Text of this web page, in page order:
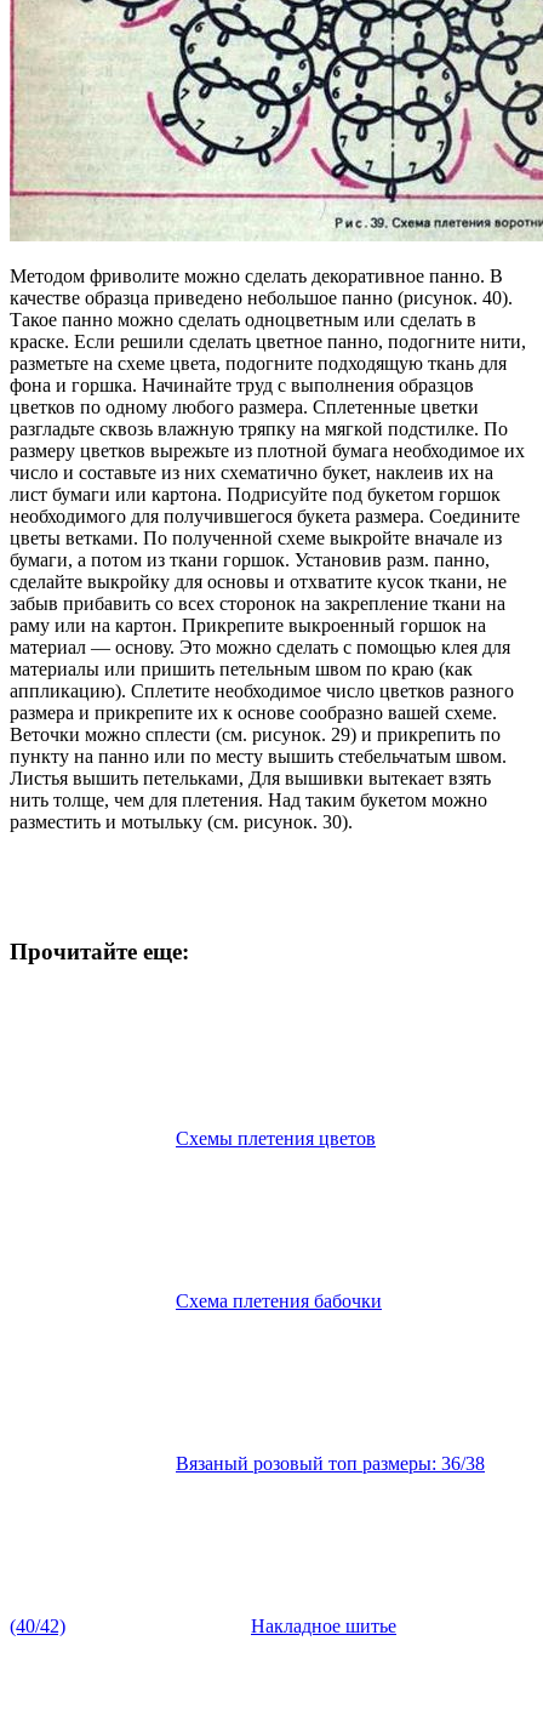
Методом фриволите можно сделать декоративное панно. В
качестве образца приведено небольшое панно (рисунок. 40).
Такое панно можно сделать одноцветным или сделать в
краске. Если решили сделать цветное панно, подогните нити,
разметьте на схеме цвета, подогните подходящую ткань для
фона и горшка. Начинайте труд с выполнения образцов
цветков по одному любого размера. Сплетенные цветки
разгладьте сквозь влажную тряпку на мягкой подстилке. По
размеру цветков вырежьте из плотной бумага необходимое их
число и составьте из них схематично букет, наклеив их на
лист бумаги или картона. Подрисуйте под букетом горшок
необходимого для получившегося букета размера. Соедините
цветы ветками. По полученной схеме выкройте вначале из
бумаги, а потом из ткани горшок. Установив разм. панно,
сделайте выкройку для основы и отхватите кусок ткани, не
забыв прибавить со всех сторонок на закрепление ткани на
раму или на картон. Прикрепите выкроенный горшок на
материал — основу. Это можно сделать с помощью клея для
материалы или пришить петельным швом по краю (как
аппликацию). Сплетите необходимое число цветков разного
размера и прикрепите их к основе сообразно вашей схеме.
Веточки можно сплести (см. рисунок. 29) и прикрепить по
пункту на панно или по месту вышить стебельчатым швом.
Листья вышить петельками, Для вышивки вытекает взять
нить толще, чем для плетения. Над таким букетом можно
разместить и мотыльку (см. рисунок. 30).
Прочитайте еще:
Схемы плетения цветов
Схема плетения бабочки
Вязаный розовый топ размеры: 36/38
(40/42) Накладное шитье